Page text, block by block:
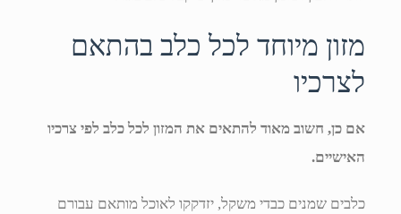
מזון מיוחד לכל כלב בהתאם
לצרכיו
אם כן, חשוב מאוד להתאים את המזון לכל כלב לפי צרכיו
האישיים.
כלבים שמנים כבדי משקל, יזדקקו לאוכל מותאם עבורם